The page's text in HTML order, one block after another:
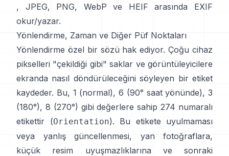
, JPEG, PNG, WebP ve HEIF arasında EXIF
okur/yazar.
Yönlendirme, Zaman ve Diğer Püf Noktaları
Yönlendirme özel bir sözü hak ediyor. Çoğu cihaz
pikselleri "çekildiği gibi" saklar ve görüntüleyicilere
ekranda nasıl döndürüleceğini söyleyen bir etiket
kaydeder. Bu, 1 (normal), 6 (90° saat yönünde), 3
(180°), 8 (270°) gibi değerlere sahip 274 numaralı
etikettir (Orientation). Bu etikete uyulmaması
veya yanlış güncellenmesi, yan fotoğraflara,
küçük resim uyuşmazlıklarına ve sonraki